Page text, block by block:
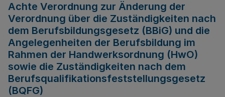
Achte Verordnung zur Änderung der
Verordnung über die Zuständigkeiten nach
dem Berufsbildungsgesetz (BBiG) und die
Angelegenheiten der Berufsbildung im
Rahmen der Handwerksordnung (HwO)
sowie die Zuständigkeiten nach dem
Berufsqualifikationsfeststellungsgesetz
(BQFG)